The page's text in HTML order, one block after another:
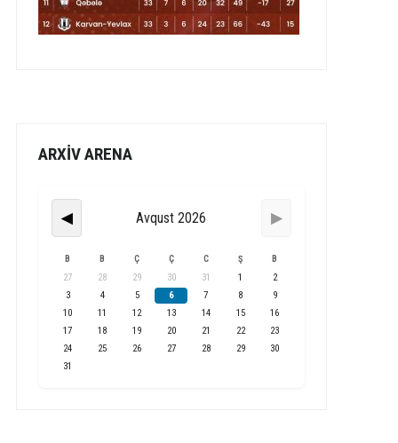
ARXİV ARENA
◀ Avqust 2026 ▶
B B Ç Ç C Ş B
27 28 29 30 31 1
2
3
4 5 6 7 8
9
10
11 12 13 14 15
16
17
18 19 20 21 22
23
24
25 26 27 28 29
30
31